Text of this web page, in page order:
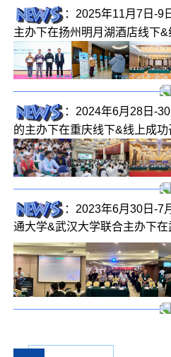
：2025年11月7日-9
主办下在扬州明月湖酒店线下&
：2024年6月28日-
的主办下在重庆线下&线上成功
：2023年6月30日-7
通大学&武汉大学联合主办下在